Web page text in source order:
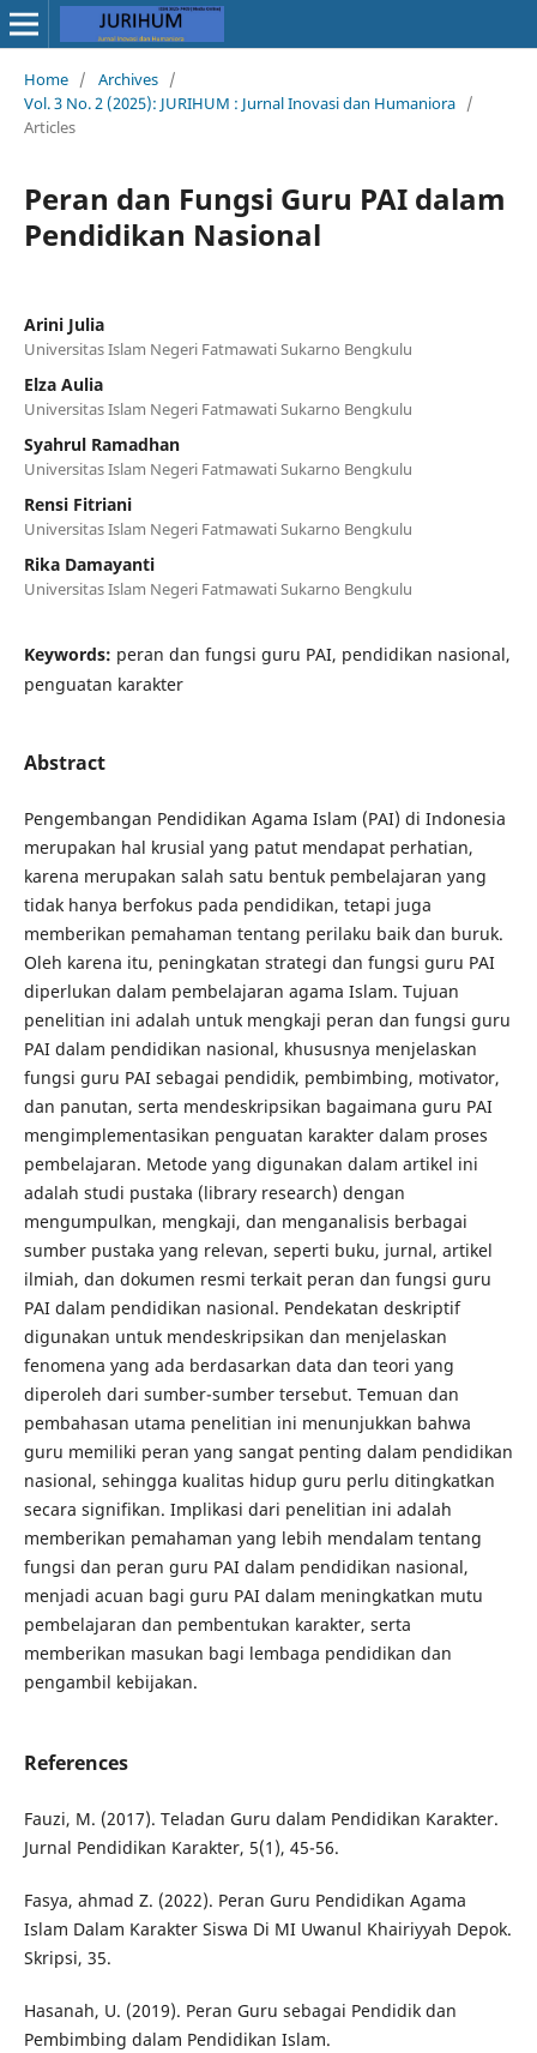
Home / Archives /
Vol. 3 No. 2 (2025): JURIHUM : Jurnal Inovasi dan Humaniora /
Articles
Peran dan Fungsi Guru PAI dalam
Pendidikan Nasional
Arini Julia
Universitas Islam Negeri Fatmawati Sukarno Bengkulu
Elza Aulia
Universitas Islam Negeri Fatmawati Sukarno Bengkulu
Syahrul Ramadhan
Universitas Islam Negeri Fatmawati Sukarno Bengkulu
Rensi Fitriani
Universitas Islam Negeri Fatmawati Sukarno Bengkulu
Rika Damayanti
Universitas Islam Negeri Fatmawati Sukarno Bengkulu
Keywords: peran dan fungsi guru PAI, pendidikan nasional,
penguatan karakter
Abstract
Pengembangan Pendidikan Agama Islam (PAI) di Indonesia
merupakan hal krusial yang patut mendapat perhatian,
karena merupakan salah satu bentuk pembelajaran yang
tidak hanya berfokus pada pendidikan, tetapi juga
memberikan pemahaman tentang perilaku baik dan buruk.
Oleh karena itu, peningkatan strategi dan fungsi guru PAI
diperlukan dalam pembelajaran agama Islam. Tujuan
penelitian ini adalah untuk mengkaji peran dan fungsi guru
PAI dalam pendidikan nasional, khususnya menjelaskan
fungsi guru PAI sebagai pendidik, pembimbing, motivator,
dan panutan, serta mendeskripsikan bagaimana guru PAI
mengimplementasikan penguatan karakter dalam proses
pembelajaran. Metode yang digunakan dalam artikel ini
adalah studi pustaka (library research) dengan
mengumpulkan, mengkaji, dan menganalisis berbagai
sumber pustaka yang relevan, seperti buku, jurnal, artikel
ilmiah, dan dokumen resmi terkait peran dan fungsi guru
PAI dalam pendidikan nasional. Pendekatan deskriptif
digunakan untuk mendeskripsikan dan menjelaskan
fenomena yang ada berdasarkan data dan teori yang
diperoleh dari sumber-sumber tersebut. Temuan dan
pembahasan utama penelitian ini menunjukkan bahwa
guru memiliki peran yang sangat penting dalam pendidikan
nasional, sehingga kualitas hidup guru perlu ditingkatkan
secara signifikan. Implikasi dari penelitian ini adalah
memberikan pemahaman yang lebih mendalam tentang
fungsi dan peran guru PAI dalam pendidikan nasional,
menjadi acuan bagi guru PAI dalam meningkatkan mutu
pembelajaran dan pembentukan karakter, serta
memberikan masukan bagi lembaga pendidikan dan
pengambil kebijakan.
References
Fauzi, M. (2017). Teladan Guru dalam Pendidikan Karakter.
Jurnal Pendidikan Karakter, 5(1), 45-56.
Fasya, ahmad Z. (2022). Peran Guru Pendidikan Agama
Islam Dalam Karakter Siswa Di MI Uwanul Khairiyyah Depok.
Skripsi, 35.
Hasanah, U. (2019). Peran Guru sebagai Pendidik dan
Pembimbing dalam Pendidikan Islam.